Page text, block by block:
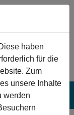
haben
für die
Zum
unsere Inhalte
werden